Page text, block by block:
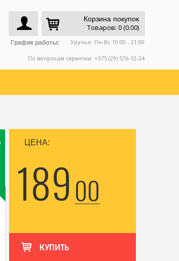
Корзина покупок
Товаров: 0 (0.00)
График работы: Уручье: Пн-Вс 10:00 - 21:00
По вопросам гарантии: +375 (29) 576-12-24
ЦЕНА:
18900
КУПИТЬ